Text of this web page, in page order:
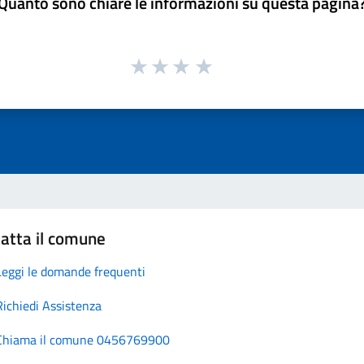
il comune
le domande frequenti
Assistenza
il comune 0456769900